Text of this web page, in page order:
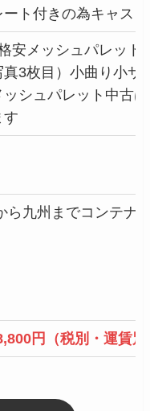
ート付きの為キャス
安メッシュパレッ
3枚目）小曲り小サ
シュパレット中古
す
ら九州までコンテナ
円（税別・運賃別